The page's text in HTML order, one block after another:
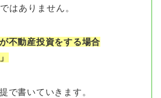
はありません。
が不動産投資をする場合
で書いていきます。